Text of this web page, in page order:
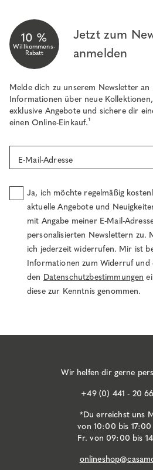
10 %
Willkommens-
Rabatt
Jetzt zum
anmelden
Melde dich zu unserem Newsletter
Informationen über neue
exklusive Angebote und sichere dir
einen Online-Einkauf.¹
E-Mail-Adresse
Ja, ich möchte regelmäßig
aktuelle Angebote und
mit Angabe meiner E-Mail-
personalisierten Newslettern zu.
ich jederzeit widerrufen. Mir ist
Informationen zum Widerruf
den Datenschutzbestimmungen
diese zur Kenntnis genommen.
Wir helfen dir gerne
+49 (0) 441 - 20
*Du erreichst uns
von 10:00 bis
Fr. von 09:00 bis